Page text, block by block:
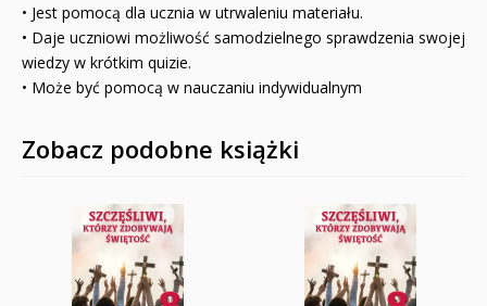
QUIZY I ŁAMIGŁÓWKI NA WAKACJE -35%
PROMOCJA ZESTAWY STARTOWE KAKADU
RELIGIJNE
PORADNIKI
DLA DZIECI
• Jest pomocą dla ucznia w utrwaleniu materiału.
• Daje uczniowi możliwość samodzielnego sprawdzenia swojej
wiedzy w krótkim quizie.
• Może być pomocą w nauczaniu indywidualnym
Zobacz podobne książki